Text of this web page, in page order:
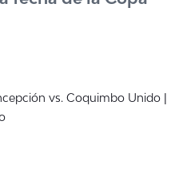
vs. Coquimbo Unido |